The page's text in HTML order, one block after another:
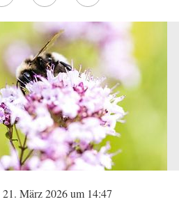
März 2026 um 14:47